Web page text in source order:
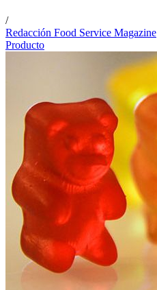
/
Redacción Food Service Magazine
Producto